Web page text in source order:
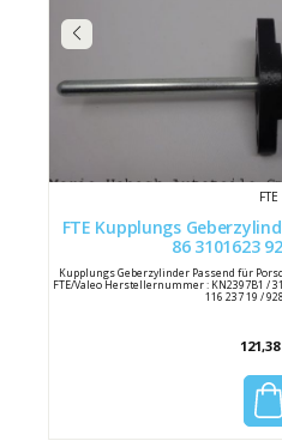
FTE
FTE Kupplungs Geberzylinder für Porsche 928
86
Kupplungs Geberzylinder Passend für
FTE/Valeo Herstellernummer : KN2397B1 /
116 237 19 /